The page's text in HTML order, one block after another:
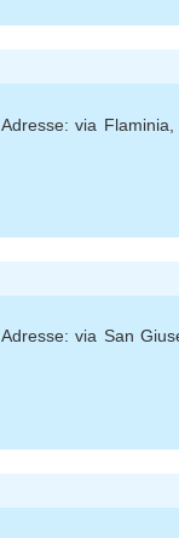
Adresse: via Flaminia,
Adresse: via San